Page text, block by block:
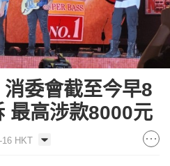
委會截至今早8
最高涉款8000元
16 HKT